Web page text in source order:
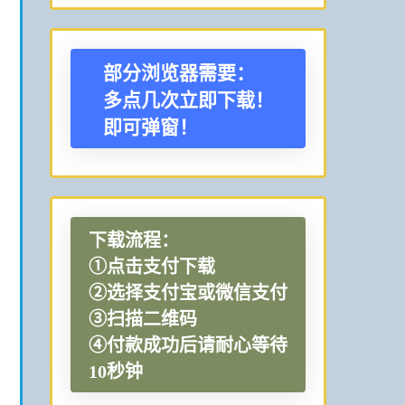
部分浏览器需要：
多点几次立即下载！
即可弹窗！
下载流程：
①点击支付下载
②选择支付宝或微信支付
③扫描二维码
④付款成功后请耐心等待
10秒钟